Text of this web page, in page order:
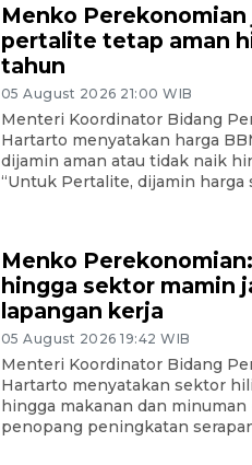
Menko Perekonomian
pertalite tetap aman
tahun
05 August 2026 21:00 WIB
Menteri Koordinator Bidang
Hartarto menyatakan harga
dijamin aman atau tidak naik
“Untuk Pertalite, dijamin harga
Menko
hingga sektor mamin
lapangan kerja
05 August 2026 19:42 WIB
Menteri Koordinator Bidang
Hartarto menyatakan sektor
hingga makanan dan minuman
penopang peningkatan